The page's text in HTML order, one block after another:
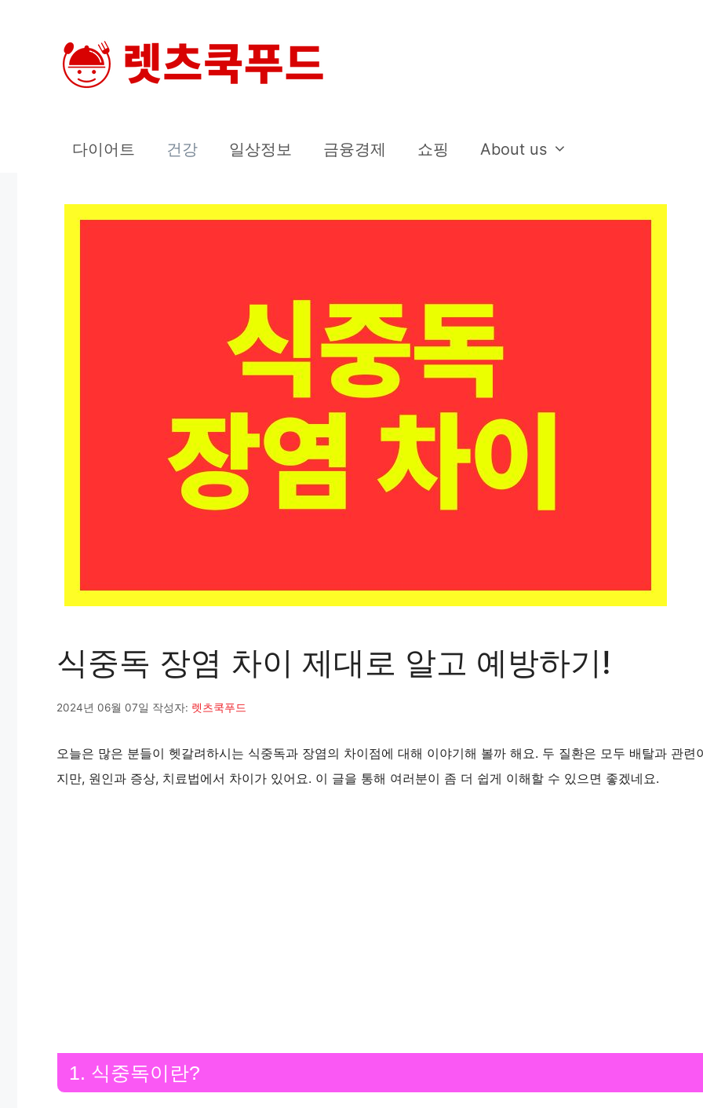
다이어트 건강 일상정보 금융경제 쇼핑 About us
식중독 장염 차이 제대로 알고 예방하기!
2024년 06월 07일 작성자: 렛츠쿡푸드
오늘은 많은 분들이 헷갈려하시는 식중독과 장염의 차이점에 대해 이야기해 볼까 해요. 두 질환은 모두 배탈과 관련
지만, 원인과 증상, 치료법에서 차이가 있어요. 이 글을 통해 여러분이 좀 더 쉽게 이해할 수 있으면 좋겠네요.
1. 식중독이란?